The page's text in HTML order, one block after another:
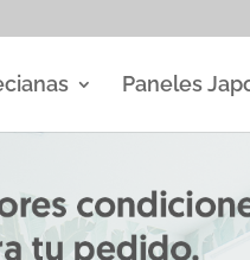
Paneles